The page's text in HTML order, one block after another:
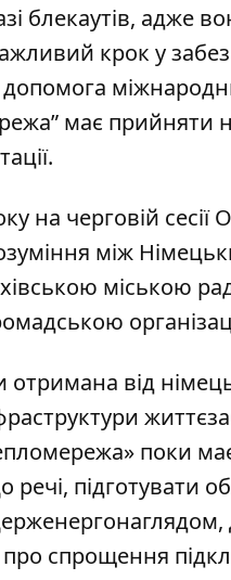
блекаутів, адже
крок у
має прийняти
на черговій сесії
між
міською
від
поки
підготувати
спрощення